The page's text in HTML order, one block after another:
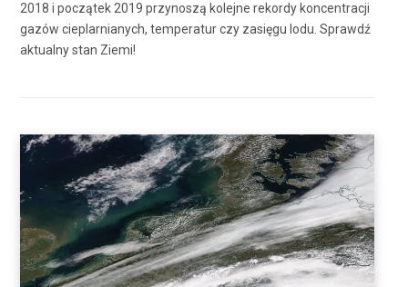
2018 i początek 2019 przynoszą kolejne rekordy koncentracji
gazów cieplarnianych, temperatur czy zasięgu lodu. Sprawdź
aktualny stan Ziemi!